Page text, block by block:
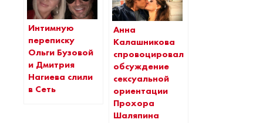
Интимную
переписку
Ольги Бузовой
и Дмитрия
Нагиева слили
в Сеть
Анна
Калашникова
спровоцировала
обсуждение
сексуальной
ориентации
Прохора
Шаляпина